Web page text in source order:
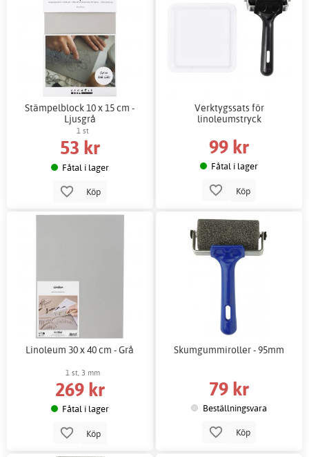
Stämpelblock 10 x 15 cm -
Ljusgrå
1 st
53 kr
Fåtal i lager
Köp
Verktygssats för
linoleumstryck
99 kr
Fåtal i lager
Köp
Linoleum 30 x 40 cm - Grå
1 st, 3 mm
269 kr
Fåtal i lager
Köp
Skumgummiroller - 95mm
79 kr
Beställningsvara
Köp